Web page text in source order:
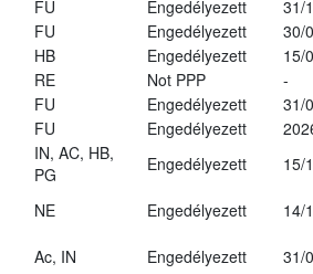
FU Engedélyezett
31/
FU Engedélyezett
30/
HB Engedélyezett
15/
RE Not PPP
-
FU Engedélyezett
31/
FU Engedélyezett
IN, AC, HB,
PG
Engedélyezett
15/
NE Engedélyezett
14/
Ac, IN Engedélyezett
31/